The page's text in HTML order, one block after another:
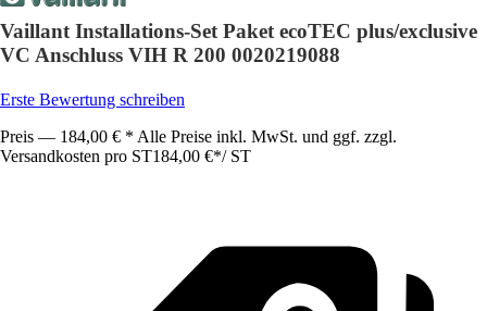
Vaillant Installations-Set Paket ecoTEC plus/exclusive
VC Anschluss VIH R 200 0020219088
Erste Bewertung schreiben
Preis — 184,00 € * Alle Preise inkl. MwSt. und ggf. zzgl.
Versandkosten pro ST184,00 €*/ ST